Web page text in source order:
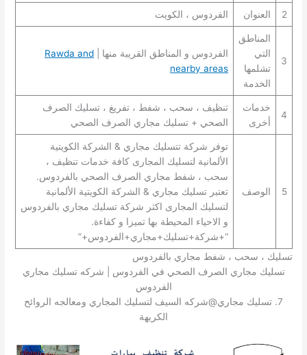
2 العنوان الفردوس ، الكويت
3
المناطق
التي
تشلمها
الخدمة
الفردوس و المناطق القريبة منها | Rawda and
nearby areas
4
خدمات
أخرى
تنظيف ، سحب ، شفط ، تفريغ ، تسليك الصرف
الصحي + تسليك مجاري الصرف الصحي
5 الوصف
توفر شركة تتسليك مجاري & الشركة الكويتية
الألمانية لتسليك المجارى كافة خدمات تنظيف ،
سحب ، شفط مجاري الصرف الصحي بالفردوس.
تعتبر تسليك مجاري & الشركة الكويتية الألمانية
لتسليك المجارى اكثر شركة تسليك مجاري بالفردوس
و الاحياء المحيطة بها تميزا و كفاءة.
“+شركة+تسليك+مجاري+الفردوس+”
تسليك ، سحب ، شفط مجاري بالفردوس
تسليك مجاري الصرف الصحي في الفردوس | شركه تسليك مجاري
الفردوس
7. تسليك مجاري@شركه السيف لتسليك المجاري ومعالجه الروائح
الكريهة